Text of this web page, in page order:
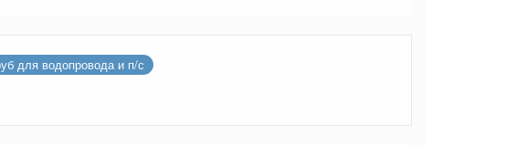
для водопровода и п/с